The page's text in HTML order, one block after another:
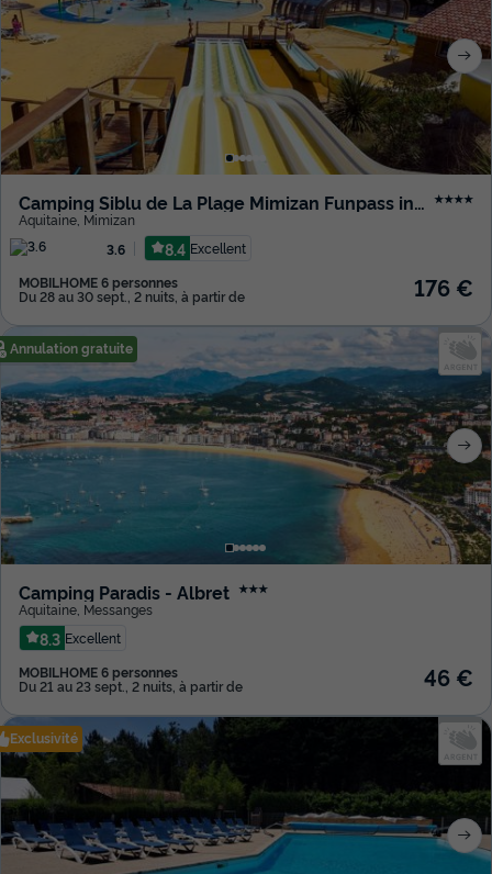
Camping Siblu de La Plage Mimizan Funpass inclus ★★★★
Aquitaine Mimizan
3.6
8.4 Excellent
MOBILHOME 6 personnes
Du 28 au 30 sept., 2 nuits, à partir de 176 €
Annulation gratuite
Camping Paradis - Albret ★★★
Aquitaine Messanges
8.3 Excellent
MOBILHOME 6 personnes
Du 21 au 23 sept., 2 nuits, à partir de 46 €
Exclusivité